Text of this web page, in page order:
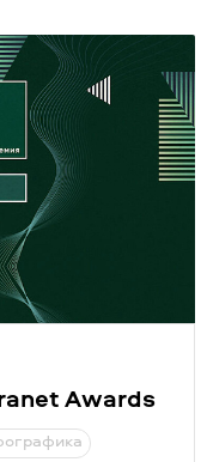
Awards